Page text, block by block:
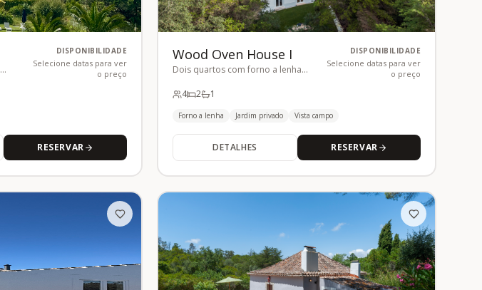
DISPONIBILIDADE
Selecione datas para ver
o preço
RESERVAR
Wood Oven House I
Dois quartos com forno a lenha
DISPONIBILIDADE
Selecione datas para ver
o preço
4 2 1
Forno a lenha Jardim privado Vista campo
DETALHES RESERVAR